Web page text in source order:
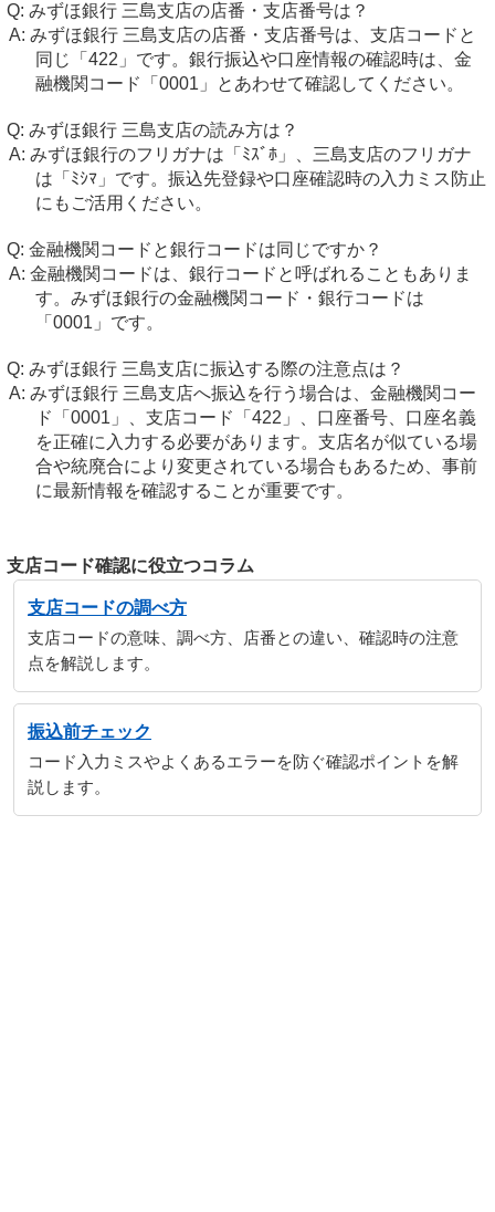
みずほ銀行 三島支店の店番・支店番号は？
みずほ銀行 三島支店の店番・支店番号は、支店コードと
同じ「422」です。銀行振込や口座情報の確認時は、金
融機関コード「0001」とあわせて確認してください。
みずほ銀行 三島支店の読み方は？
みずほ銀行のフリガナは「ﾐｽﾞﾎ」、三島支店のフリガナ
は「ﾐｼﾏ」です。振込先登録や口座確認時の入力ミス防止
にもご活用ください。
金融機関コードと銀行コードは同じですか？
金融機関コードは、銀行コードと呼ばれることもありま
す。みずほ銀行の金融機関コード・銀行コードは
「0001」です。
みずほ銀行 三島支店に振込する際の注意点は？
みずほ銀行 三島支店へ振込を行う場合は、金融機関コー
ド「0001」、支店コード「422」、口座番号、口座名義
を正確に入力する必要があります。支店名が似ている場
合や統廃合により変更されている場合もあるため、事前
に最新情報を確認することが重要です。
支店コード確認に役立つコラム
支店コードの調べ方
支店コードの意味、調べ方、店番との違い、確認時の注意
点を解説します。
振込前チェック
コード入力ミスやよくあるエラーを防ぐ確認ポイントを解
説します。